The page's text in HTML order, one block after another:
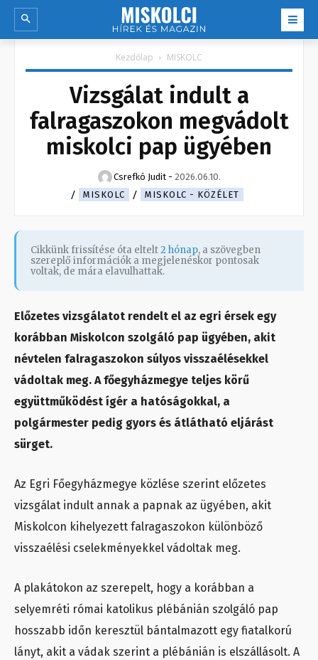
Kezdőlap MISKOLC
Vizsgálat indult a
falragaszokon megvádolt
miskolci pap ügyében
Csrefkó Judit - 2026.06.10.
MISKOLC
MISKOLC - KÖZÉLET
Cikkünk frissítése óta eltelt2 hónap, a szövegben
szereplő információk a megjelenéskor pontosak
voltak, de mára elavulhattak.
Előzetes vizsgálatot rendelt el az egri érsek egy
korábban Miskolcon szolgáló pap ügyében, akit
névtelen falragaszokon súlyos visszaélésekkel
vádoltak meg. A főegyházmegye teljes körű
együttműködést ígér a hatóságokkal, a
polgármester pedig gyors és átlátható eljárást
sürget.
Az Egri Főegyházmegye közlése szerint előzetes
vizsgálat indult annak a papnak az ügyében, akit
Miskolcon kihelyezett falragaszokon különböző
visszaélési cselekményekkel vádoltak meg.
A plakátokon az szerepelt, hogy a korábban a
selyemréti római katolikus plébánián szolgáló pap
hosszabb időn keresztül bántalmazott egy fiatalkorú
lányt, akit a vádak szerint a plébánián is elszállásolt. A